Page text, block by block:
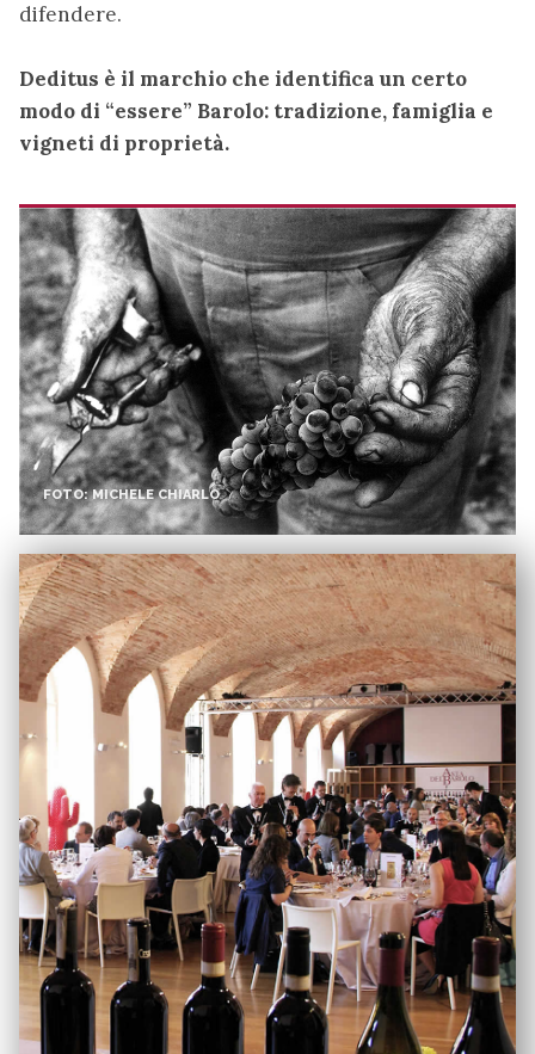
difendere.
Deditus è il marchio che identifica un certo
modo di “essere” Barolo: tradizione, famiglia e
vigneti di proprietà.
FOTO: MICHELE CHIARLO